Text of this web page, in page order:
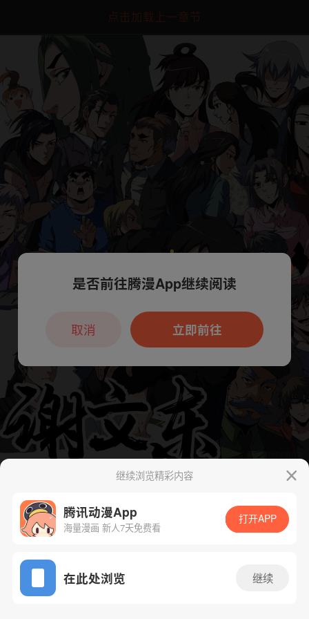
点击加载上一章节
App免费看
下一话 腾漫App免费看
继续浏览精彩内容
腾讯动漫App
海量漫画 新人7天免费看
打开APP
在此处浏览 继续
本章节仅支持App阅读，可打开App新用
户7天免费看
是否前往腾漫App继续阅读
立即前往
取消